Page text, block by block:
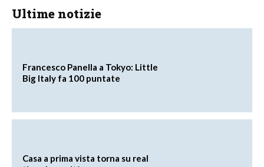
Ultime notizie
Francesco Panella a Tokyo: Little
Big Italy fa 100 puntate
Casa a prima vista torna su real